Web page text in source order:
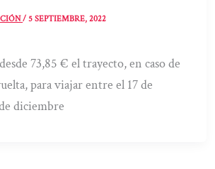
/5 SEPTIEMBRE, 2022
73,85 € el trayecto, en caso de
para viajar entre el 17 de
diciembre